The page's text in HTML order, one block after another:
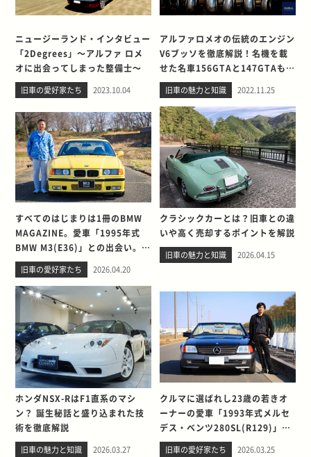
ニュージーランド・インタビュー
「2Degrees」～アルファ ロメ
オに出会ってしまった整備士～
旧車の愛好家たち 2023.10.04
アルファロメオの伝統のエンジン
V6ブッソを徹底解説！名機を載
せた名車156GTAと147GTAも紹
介
旧車の魅力と知識 2022.11.25
すべてのはじまりは1冊のBMW
MAGAZINE。愛車「1995年式
BMW M3(E36)」との出会い。そ
して別れを考える
旧車の愛好家たち 2026.04.20
クラシックカーとは？旧車との違
いや高く売却するポイントを解説
旧車の魅力と知識 2026.04.15
ホンダNSX-RはF1直系のマシ
ン？ 誕生秘話と盛り込まれた技
術を徹底解説
旧車の魅力と知識 2026.03.27
クルマに選ばれし23歳の若きオ
ーナーの愛車「1993年式メルセ
デス・ベンツ280SL(R129)」と
の出会い。そして別れを考える
旧車の愛好家たち 2026.03.25